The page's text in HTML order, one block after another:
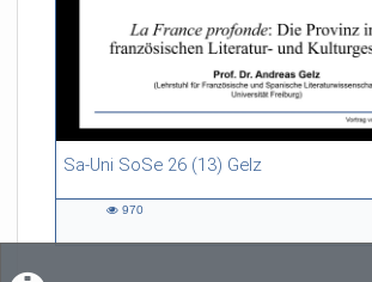
Sa-Uni SoSe 26 (13) Gelz
55:13 duration
970